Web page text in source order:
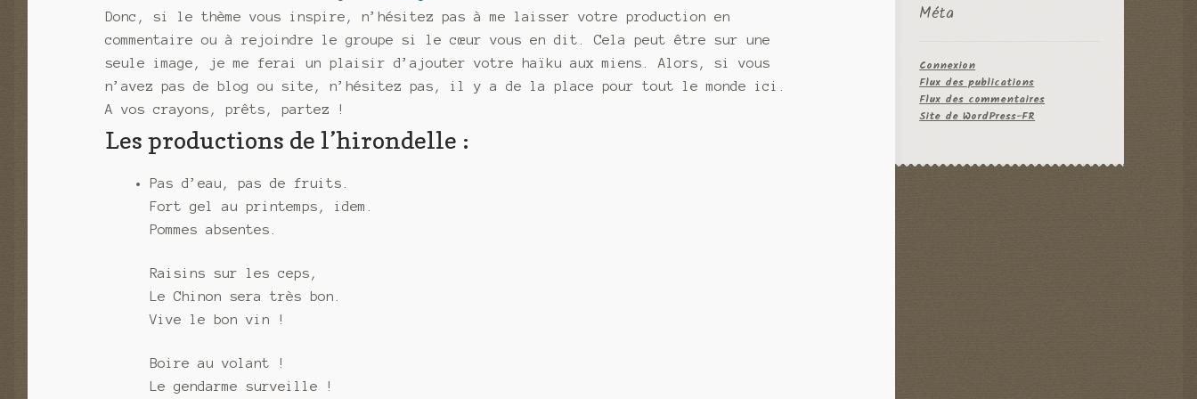
Donc, si le thème vous inspire, n’hésitez pas à me laisser votre production en
commentaire ou à rejoindre le groupe si le cœur vous en dit. Cela peut être sur une
seule image, je me ferai un plaisir d’ajouter votre haïku aux miens. Alors, si vous
n’avez pas de blog ou site, n’hésitez pas, il y a de la place pour tout le monde ici.
A vos crayons, prêts, partez !
Les productions de l’hirondelle :
Pas d’eau, pas de fruits.
Fort gel au printemps, idem.
Pommes absentes.
Raisins sur les ceps,
Le Chinon sera très bon.
Vive le bon vin !
Boire au volant !
Le gendarme surveille !
Méta
Connexion
Flux des publications
Flux des commentaires
Site de WordPress-FR